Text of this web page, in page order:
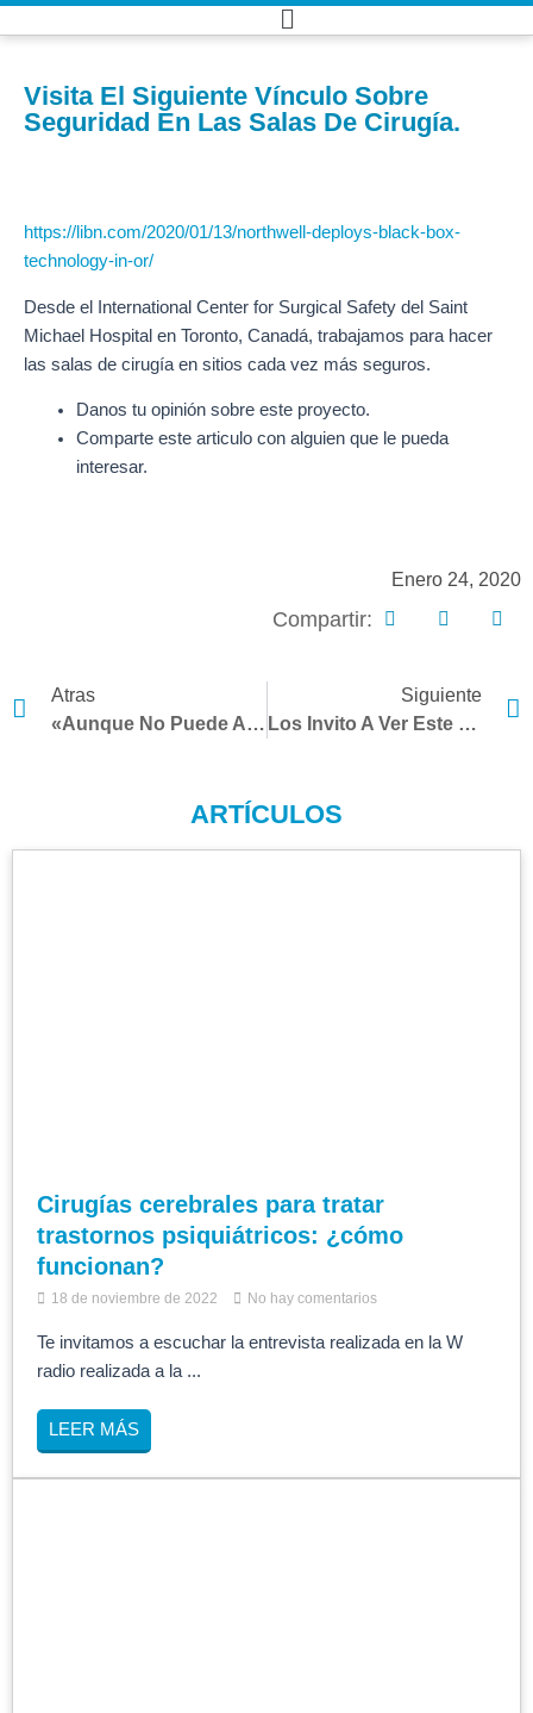
al
Main
Menu
Visita El Siguiente Vínculo Sobre
Seguridad En Las Salas De Cirugía.
https://libn.com/2020/01/13/northwell-deploys-black-box-
technology-in-or/
Desde el International Center for Surgical Safety del Saint
Michael Hospital en Toronto, Canadá, trabajamos para hacer
las salas de cirugía en sitios cada vez más seguros.
Danos tu opinión sobre este proyecto.
Comparte este articulo con alguien que le pueda
interesar.
Enero 24, 2020
Compartir:
AntAtras
«Aunque No Puede Apresurar La Experiencia, Puede Hacer Que Ese Proceso Sea Más Eficiente», Dijo El Dr. Ericsson.
Siguiente
Los Invito A Ver Este Corto Video Clip Publicado Por CBS2 News At 5
ARTÍCULOS
Cirugías cerebrales para tratar
trastornos psiquiátricos: ¿cómo
funcionan?
18 de noviembre de 2022 No hay comentarios
Te invitamos a escuchar la entrevista realizada en la W
radio realizada a la ...
LEER MÁS